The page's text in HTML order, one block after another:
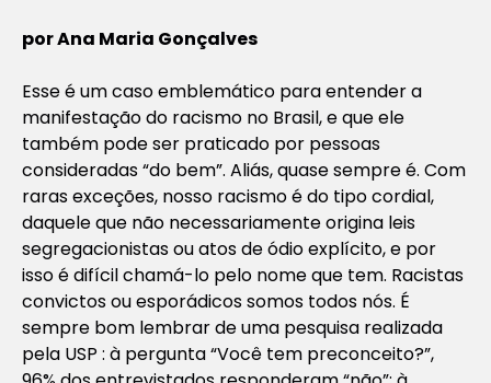
por Ana Maria Gonçalves
Esse é um caso emblemático para entender a
manifestação do racismo no Brasil, e que ele
também pode ser praticado por pessoas
consideradas “do bem”. Aliás, quase sempre é. Com
raras exceções, nosso racismo é do tipo cordial,
daquele que não necessariamente origina leis
segregacionistas ou atos de ódio explícito, e por
isso é difícil chamá-lo pelo nome que tem. Racistas
convictos ou esporádicos somos todos nós. É
sempre bom lembrar de uma pesquisa realizada
pela USP : à pergunta “Você tem preconceito?”,